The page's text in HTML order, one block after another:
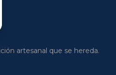
artesanal que se hereda.